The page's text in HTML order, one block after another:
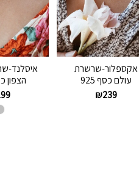
אקספלור-שרשרת
עולם כסף 925
₪239
איסלנד-
הצפון